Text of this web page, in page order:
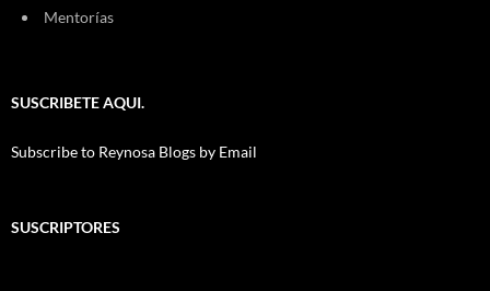
Mentorías
SUSCRIBETE AQUI.
Subscribe to Reynosa Blogs by Email
SUSCRIPTORES